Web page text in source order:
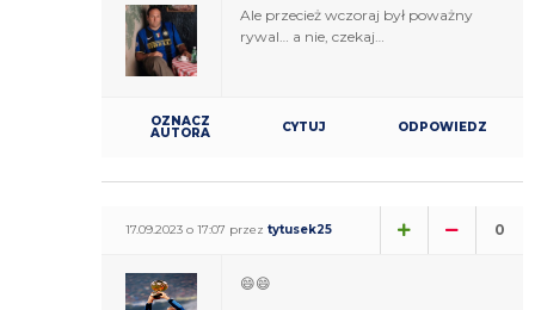
Ale przecież wczoraj był poważny
rywal… a nie, czekaj…
OZNACZ
AUTORA CYTUJ ODPOWIEDZ
17.09.2023 o 17:07 przez tytusek25 0
😄😄